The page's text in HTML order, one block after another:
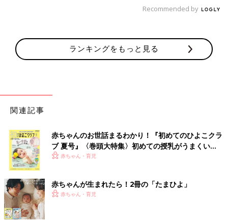
Recommended by
ランキングをもっと見る
関連記事
赤ちゃんのお世話まるわかり！『初めてのひよこクラ
ブ 夏号』〈巻頭大特集〉初めての授乳がうまくい
く！ おっぱい・ミルクの基本と夏のトラブル 解決テ
赤ちゃん・育児
赤ちゃんが生まれたら！2冊の「たまひよ」
赤ちゃん・育児